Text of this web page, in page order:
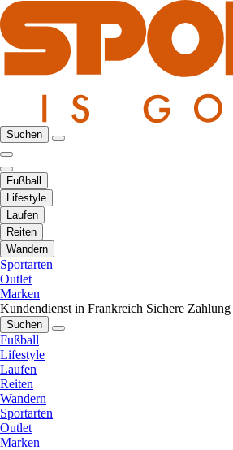
Suchen
Fußball
Lifestyle
Laufen
Reiten
Wandern
Sportarten
Outlet
Marken
Kundendienst in Frankreich Sichere Zahlung
Suchen
Fußball
Lifestyle
Laufen
Reiten
Wandern
Sportarten
Outlet
Marken